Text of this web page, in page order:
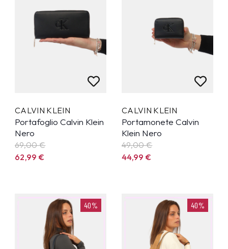
CALVIN KLEIN
Portafoglio Calvin Klein
Nero
69,00 €
62,99€
CALVIN KLEIN
Portamonete Calvin
Klein Nero
49,00 €
44,99€
40% 40%